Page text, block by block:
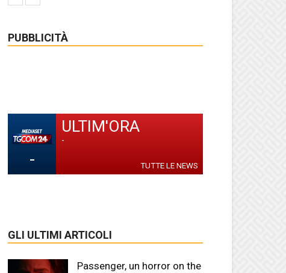
PUBBLICITÀ
-
ULTIM'ORA
-
TUTTE LE NEWS
GLI ULTIMI ARTICOLI
Passenger, un horror on the